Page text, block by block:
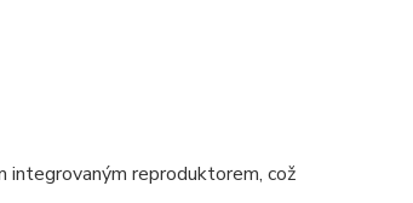
integrovaným reproduktorem, což